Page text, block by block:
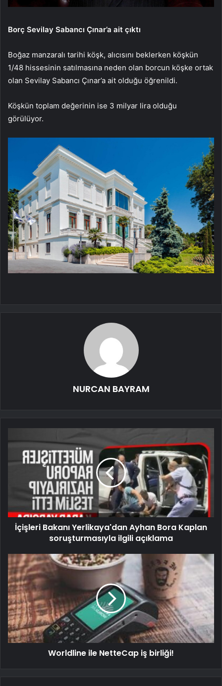
Borç Sevilay Sabancı Çınar’a ait çıktı
Boğaz manzaralı tarihi köşk, alıcısını beklerken köşkün
1/48 hissesinin satılmasına neden olan borcun köşke ortak
olan Sevilay Sabancı Çınar’a ait olduğu öğrenildi.
Köşkün toplam değerinin ise 3 milyar lira olduğu
görülüyor.
NURCAN BAYRAM
İçişleri Bakanı Yerlikaya'dan Ayhan Bora Kaplan
soruşturmasıyla ilgili açıklama
Worldline ile NetteCap iş birliği!